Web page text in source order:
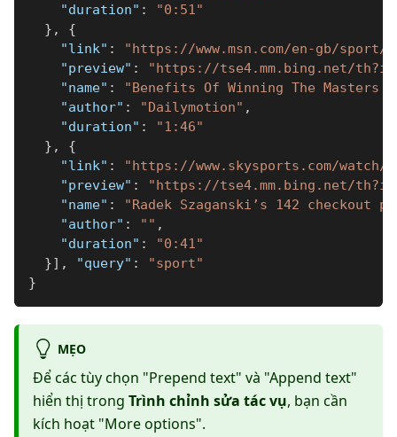
"duration" :
"0:51"
} ,
{
"link" :
"https://www.msn.com/en-gb/
"preview" :
"https://tse4.mm.bing.net/
"name" :
"Benefits Of Winning The Masters
"author" : "Dailymotion" ,
"duration" :
"1:46"
} ,
{
"link" :
"https://www.skysports.com/watch/
"preview" :
"https://tse4.mm.bing.net/
"name" :
"Radek Szaganski’s 142 checkout
"author" : "" ,
"duration" :
"0:41"
}] , "query" :
"sport"
}
MẸO
Để các tùy chọn "Prepend text" và "Append text"
hiển thị trong Trình chỉnh sửa tác vụ, bạn cần
kích hoạt "More options".